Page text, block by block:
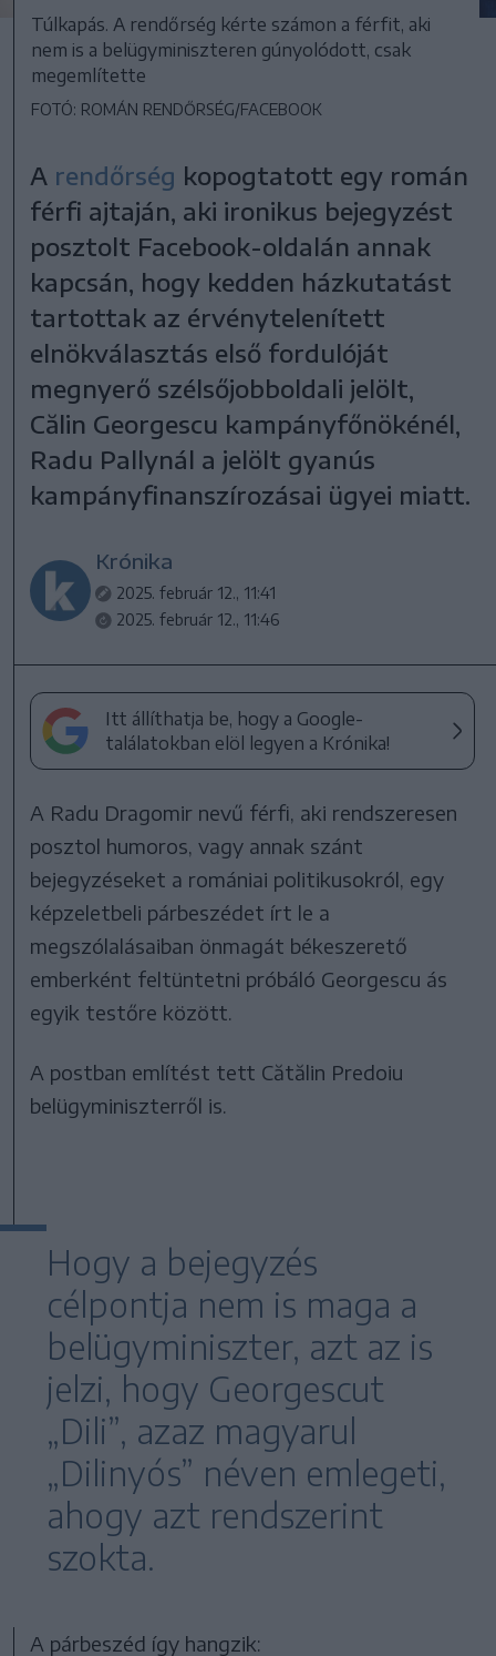
Túlkapás. A rendőrség kérte számon a férfit, aki
nem is a belügyminiszteren gúnyolódott, csak
megemlítette
FOTÓ: ROMÁN RENDŐRSÉG/FACEBOOK
A rendőrség kopogtatott egy román
férfi ajtaján, aki ironikus bejegyzést
posztolt Facebook-oldalán annak
kapcsán, hogy kedden házkutatást
tartottak az érvénytelenített
elnökválasztás első fordulóját
megnyerő szélsőjobboldali jelölt,
Călin Georgescu kampányfőnökénél,
Radu Pallynál a jelölt gyanús
kampányfinanszírozásai ügyei miatt.
Krónika
2025. február 12., 11:41
2025. február 12., 11:46
Itt állíthatja be, hogy a Google-
találatokban elöl legyen a Krónika!
A Radu Dragomir nevű férfi, aki rendszeresen
posztol humoros, vagy annak szánt
bejegyzéseket a romániai politikusokról, egy
képzeletbeli párbeszédet írt le a
megszólalásaiban önmagát békeszerető
emberként feltüntetni próbáló Georgescu ás
egyik testőre között.
A postban említést tett Cătălin Predoiu
belügyminiszterről is.
Hogy a bejegyzés
célpontja nem is maga a
belügyminiszter, azt az is
jelzi, hogy Georgescut
„Dili”, azaz magyarul
„Dilinyós” néven emlegeti,
ahogy azt rendszerint
szokta.
A párbeszéd így hangzik: